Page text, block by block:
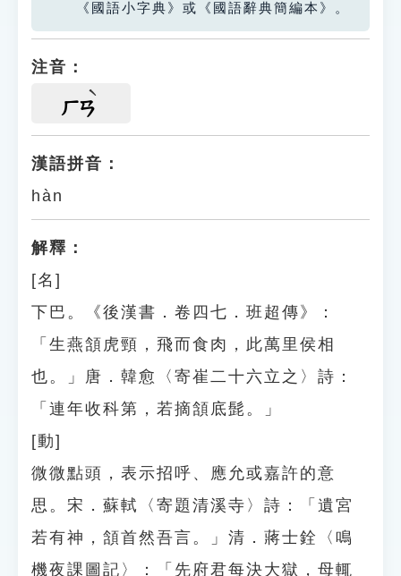
《國語小字典》或《國語辭典簡編本》。
注音：
ㄏㄢ
漢語拼音：
hàn
解釋：
[名]
下巴。《後漢書．卷四七．班超傳》：
「生燕頷虎頸，飛而食肉，此萬里侯相
也。」唐．韓愈〈寄崔二十六立之〉詩：
「連年收科第，若摘頷底髭。」
[動]
微微點頭，表示招呼、應允或嘉許的意
思。宋．蘇軾〈寄題清溪寺〉詩：「遺宮
若有神，頷首然吾言。」清．蔣士銓〈鳴
機夜課圖記〉：「先府君每決大獄，母輒